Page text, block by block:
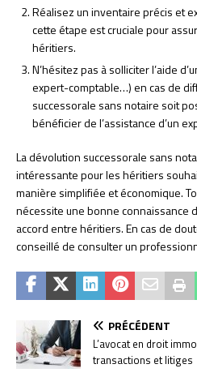
Réalisez un inventaire précis et
cette étape est cruciale pour
héritiers.
N’hésitez pas à solliciter l’aide
expert-comptable…) en cas de
successorale sans notaire soit
bénéficier de l’assistance d’un
La dévolution successorale sans
intéressante pour les héritiers
manière simplifiée et économique.
nécessite une bonne connaissance
accord entre héritiers. En cas de
conseillé de consulter un
PRÉCÉDENT
L’avocat en droit
transactions et litiges